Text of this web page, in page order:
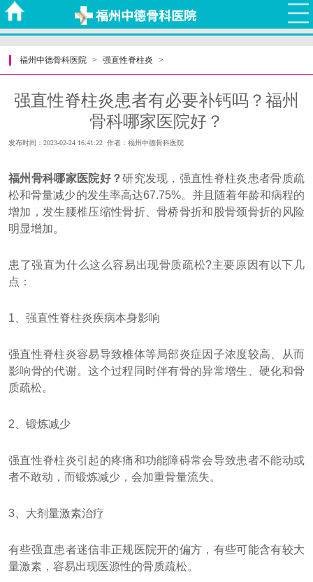
福州中德骨科医院 > 强直性脊柱炎 >
强直性脊柱炎患者有必要补钙吗？福州
骨科哪家医院好？
发布时间：2023-02-24 16:41:22 作者：福州中德骨科医院
福州骨科哪家医院好？研究发现，强直性脊柱炎患者骨质疏
松和骨量减少的发生率高达67.75%。并且随着年龄和病程的
增加，发生腰椎压缩性骨折、骨桥骨折和股骨颈骨折的风险
明显增加。
患了强直为什么这么容易出现骨质疏松?主要原因有以下几
点：
1、强直性脊柱炎疾病本身影响
强直性脊柱炎容易导致椎体等局部炎症因子浓度较高、从而
影响骨的代谢。这个过程同时伴有骨的异常增生、硬化和骨
质疏松。
2、锻炼减少
强直性脊柱炎引起的疼痛和功能障碍常会导致患者不能动或
者不敢动，而锻炼减少，会加重骨量流失。
3、大剂量激素治疗
有些强直患者迷信非正规医院开的偏方，有些可能含有较大
量激素，容易出现医源性的骨质疏松。